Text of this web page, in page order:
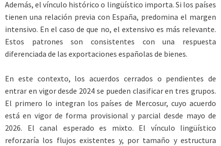
Además, el vínculo histórico o lingüístico importa. Si los países
tienen una relación previa con España, predomina el margen
intensivo. En el caso de que no, el extensivo es más relevante.
Estos patrones son consistentes con una respuesta
diferenciada de las exportaciones españolas de bienes.
En este contexto, los acuerdos cerrados o pendientes de
entrar en vigor desde 2024 se pueden clasificar en tres grupos.
El primero lo integran los países de Mercosur, cuyo acuerdo
está en vigor de forma provisional y parcial desde mayo de
2026. El canal esperado es mixto. El vínculo lingüístico
reforzaría los flujos existentes y, por tamaño y estructura